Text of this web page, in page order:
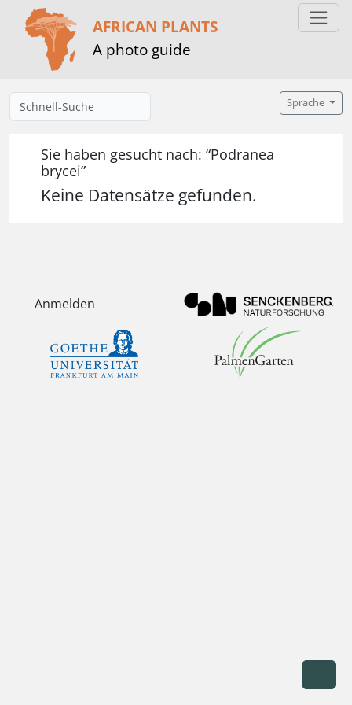
AFRICAN PLANTS
A photo guide
Sprache
Sie haben gesucht nach: “Podranea
brycei”
Keine Datensätze gefunden.
Anmelden